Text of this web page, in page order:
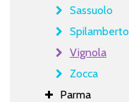
Sassuolo
Spilamberto
Vignola
Zocca
Parma